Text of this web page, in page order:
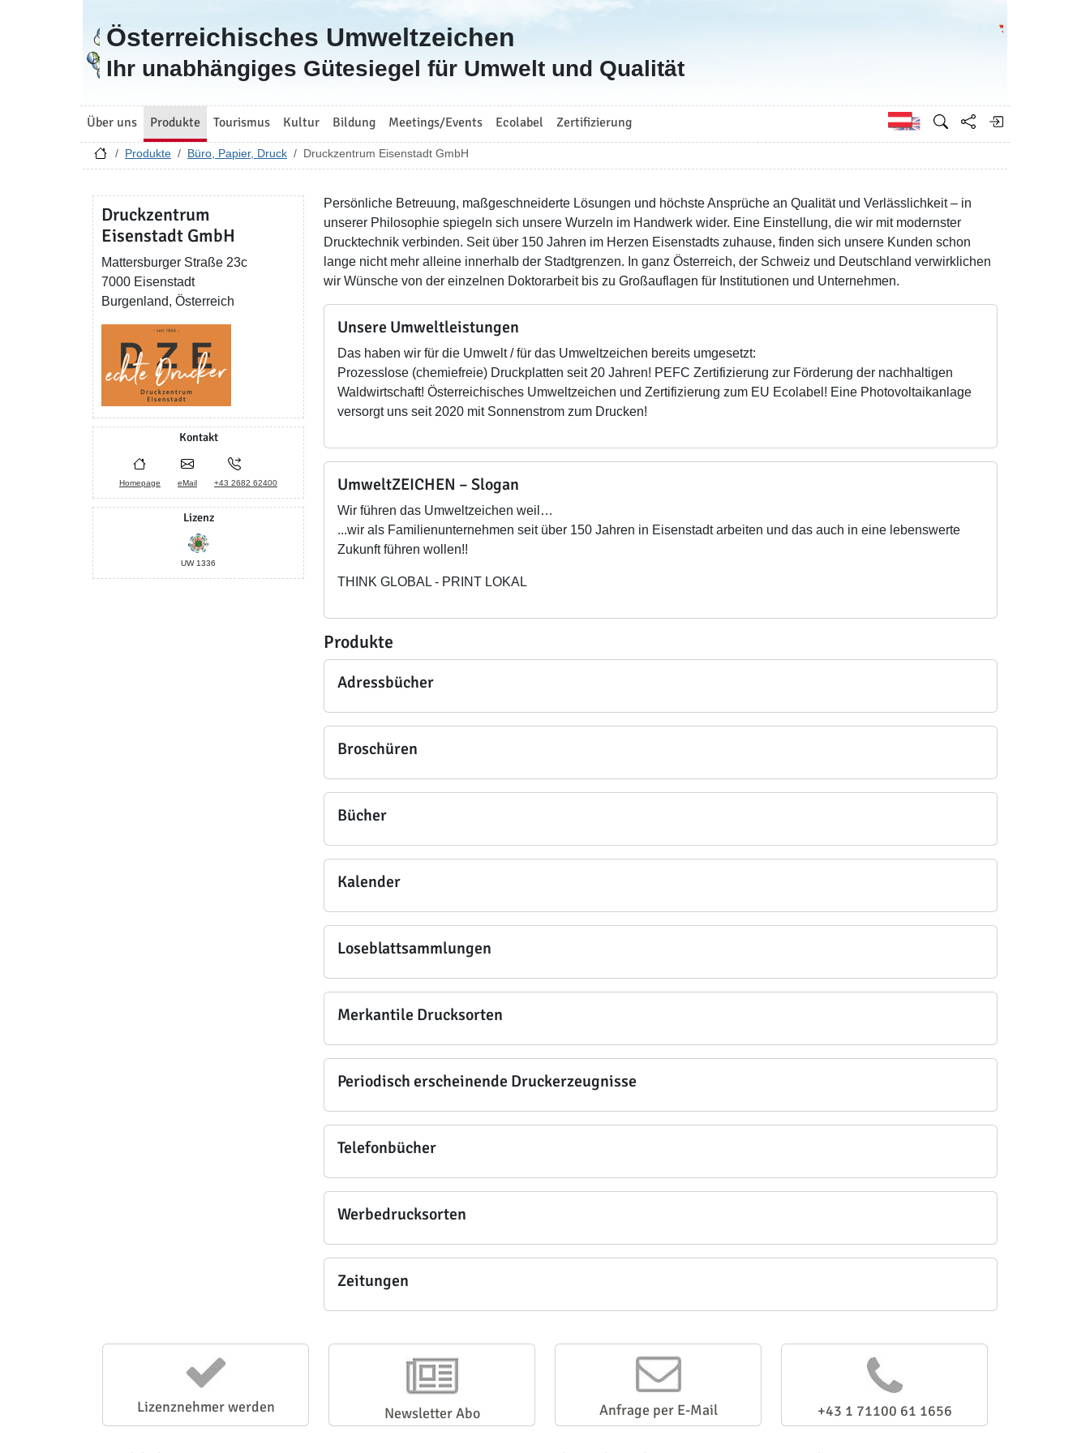
Zur Startseite
Österreichisches Umweltzeichen
Ihr unabhängiges Gütesiegel für Umwelt und Qualität
Über uns Produkte Tourismus Kultur Bildung Meetings/Events Ecolabel Zertifizierung Englisch
Produkte Büro, Papier, Druck Druckzentrum Eisenstadt GmbH
Druckzentrum
Eisenstadt GmbH
Mattersburger Straße 23c
7000 Eisenstadt
Burgenland, Österreich
Kontakt
Homepage eMail +43 2682 62400
Lizenz
UW 1336
Persönliche Betreuung, maßgeschneiderte Lösungen und höchste Ansprüche an Qualität und Verlässlichkeit – in
unserer Philosophie spiegeln sich unsere Wurzeln im Handwerk wider. Eine Einstellung, die wir mit modernster
Drucktechnik verbinden. Seit über 150 Jahren im Herzen Eisenstadts zuhause, finden sich unsere Kunden schon
lange nicht mehr alleine innerhalb der Stadtgrenzen. In ganz Österreich, der Schweiz und Deutschland verwirklichen
wir Wünsche von der einzelnen Doktorarbeit bis zu Großauflagen für Institutionen und Unternehmen.
Unsere Umweltleistungen
Das haben wir für die Umwelt / für das Umweltzeichen bereits umgesetzt:
Prozesslose (chemiefreie) Druckplatten seit 20 Jahren! PEFC Zertifizierung zur Förderung der nachhaltigen
Waldwirtschaft! Österreichisches Umweltzeichen und Zertifizierung zum EU Ecolabel! Eine Photovoltaikanlage
versorgt uns seit 2020 mit Sonnenstrom zum Drucken!
UmweltZEICHEN – Slogan
Wir führen das Umweltzeichen weil…
...wir als Familienunternehmen seit über 150 Jahren in Eisenstadt arbeiten und das auch in eine lebenswerte
Zukunft führen wollen!!
THINK GLOBAL - PRINT LOKAL
Produkte
Adressbücher
Broschüren
Bücher
Kalender
Loseblattsammlungen
Merkantile Drucksorten
Periodisch erscheinende Druckerzeugnisse
Telefonbücher
Werbedrucksorten
Zeitungen
Lizenznehmer werden Newsletter Abo Anfrage per E-Mail +43 1 71100 61 1656